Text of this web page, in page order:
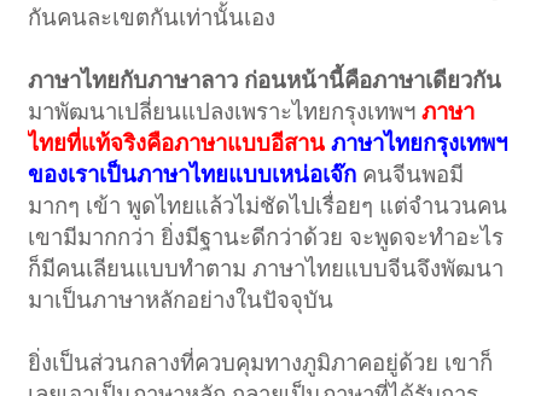
กันคนละเขตกันเท่านั้นเอง
ภาษาไทยกับภาษาลาว ก่อนหน้านี้คือภาษาเดียวกัน
มาพัฒนาเปลี่ยนแปลงเพราะไทยกรุงเทพฯภาษา
ไทยที่แท้จริงคือภาษาแบบอีสานภาษาไทยกรุงเทพฯ
ของเราเป็นภาษาไทยแบบเหน่อเจ๊ก คนจีนพอมี
มากๆ เข้า พูดไทยแล้วไม่ชัดไปเรื่อยๆ แต่จำนวนคน
เขามีมากกว่า ยิ่งมีฐานะดีกว่าด้วย จะพูดจะทำอะไร
ก็มีคนเลียนแบบทำตาม ภาษาไทยแบบจีนจึงพัฒนา
มาเป็นภาษาหลักอย่างในปัจจุบัน
ยิ่งเป็นส่วนกลางที่ควบคุมทางภูมิภาคอยู่ด้วย เขาก็